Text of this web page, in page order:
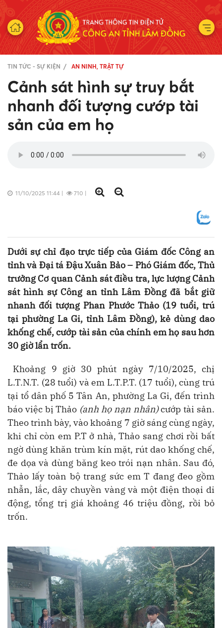
TIN TỨC - SỰ KIỆN AN NINH, TRẬT TỰ
Cảnh sát hình sự truy bắt
nhanh đối tượng cướp tài
sản của em họ
11/10/2025 11:44 | 710 |
Dưới sự chỉ đạo trực tiếp của Giám đốc Công an
tỉnh và Đại tá Đậu Xuân Bảo – Phó Giám đốc, Thủ
trưởng Cơ quan Cảnh sát điều tra, lực lượng Cảnh
sát hình sự Công an tỉnh Lâm Đồng đã bắt giữ
nhanh đối tượng Phan Phước Thảo (19 tuổi, trú
tại phường La Gi, tỉnh Lâm Đồng), kẻ dùng dao
khống chế, cướp tài sản của chính em họ sau hơn
30 giờ lẩn trốn.
Khoảng 9 giờ 30 phút ngày 7/10/2025, chị
L.T.N.T. (28 tuổi) và em L.T.P.T. (17 tuổi), cùng trú
tại tổ dân phố 5 Tân An, phường La Gi, đến trình
báo việc bị Thảo (anh họ nạn nhân)cướp tài sản.
Theo trình bày, vào khoảng 7 giờ sáng cùng ngày,
khi chỉ còn em P.T ở nhà, Thảo sang chơi rồi bất
ngờ dùng khăn trùm kín mặt, rút dao khống chế,
đe dọa và dùng băng keo trói nạn nhân. Sau đó,
Thảo lấy toàn bộ trang sức em T đang đeo gồm
nhẫn, lắc, dây chuyền vàng và một điện thoại di
động, tổng trị giá khoảng 46 triệu đồng, rồi bỏ
trốn.